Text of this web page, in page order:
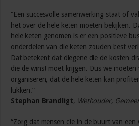
“Een succesvolle samenwerking staat of
het over de hele keten moeten bekijken.
hele keten genomen is er een positieve
onderdelen van die keten zouden best
Dat betekent dat diegene die de kosten
die de winst moet krijgen. Dus we moeten
organiseren, dat de hele keten kan
lukken.”
Stephan Brandligt, Wethouder,
“Zorg dat mensen die in de buurt van een